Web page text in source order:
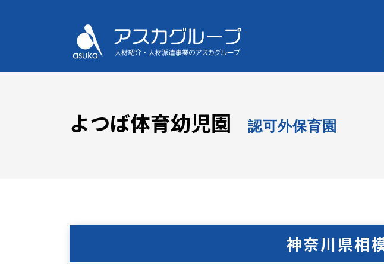
よつば体育幼児園 認可外保育園
神奈川県相